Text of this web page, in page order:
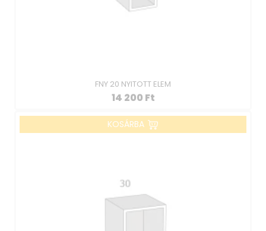
FNY 20 NYITOTT ELEM
14 200 Ft
KOSÁRBA